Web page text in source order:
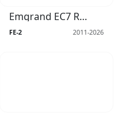
Emgrand EC7 RV хэтчбек
FE-2 2011-2026